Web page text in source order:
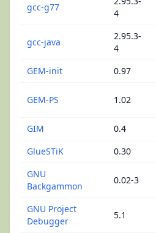
gcc-g77
4
gcc-java
2.95.3-
4
GEM-init 0.97
GEM-PS 1.02
GIM
0.4
GlueSTiK
0.30
GNU
Backgammon
0.02-3
GNU Project
Debugger
5.1